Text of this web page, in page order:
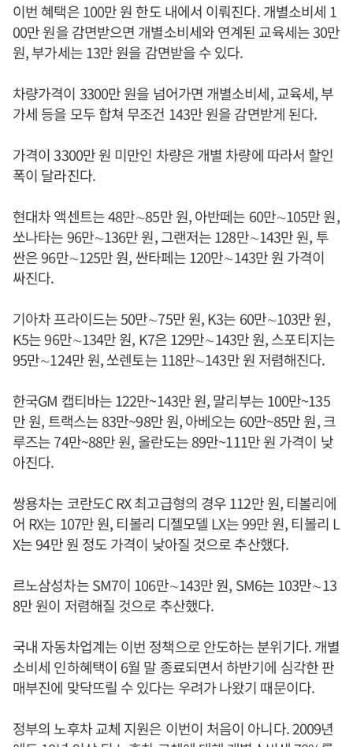
이번 혜택은 100만 원 한도 내에서 이뤄진다. 개별소비세 1
00만 원을 감면받으면 개별소비세와 연계된 교육세는 30만
원, 부가세는 13만 원을 감면받을 수 있다.
차량가격이 3300만 원을 넘어가면 개별소비세, 교육세, 부
가세 등을 모두 합쳐 무조건 143만 원을 감면받게 된다.
가격이 3300만 원 미만인 차량은 개별 차량에 따라서 할인
폭이 달라진다.
현대차 액센트는 48만∼85만 원, 아반떼는 60만∼105만 원,
쏘나타는 96만∼136만 원, 그랜저는 128만∼143만 원, 투
싼은 96만∼125만 원, 싼타페는 120만∼143만 원 가격이
싸진다.
기아차 프라이드는 50만∼75만 원, K3는 60만∼103만 원,
K5는 96만∼134만 원, K7은 129만∼143만 원, 스포티지는
95만∼124만 원, 쏘렌토는 118만∼143만 원 저렴해진다.
한국GM 캡티바는 122만~143만 원, 말리부는 100만~135
만 원, 트랙스는 83만~98만 원, 아베오는 60만~85만 원, 크
루즈는 74만~88만 원, 올란도는 89만~111만 원 가격이 낮
아진다.
쌍용차는 코란도C RX 최고급형의 경우 112만 원, 티볼리에
어 RX는 107만 원, 티볼리 디젤모델 LX는 99만 원, 티볼리 L
X는 94만 원 정도 가격이 낮아질 것으로 추산했다.
르노삼성차는 SM7이 106만∼143만 원, SM6는 103만∼13
8만 원이 저렴해질 것으로 추산했다.
국내 자동차업계는 이번 정책으로 안도하는 분위기다. 개별
소비세 인하혜택이 6월 말 종료되면서 하반기에 심각한 판
매부진에 맞닥뜨릴 수 있다는 우려가 나왔기 때문이다.
정부의 노후차 교체 지원은 이번이 처음이 아니다. 2009년